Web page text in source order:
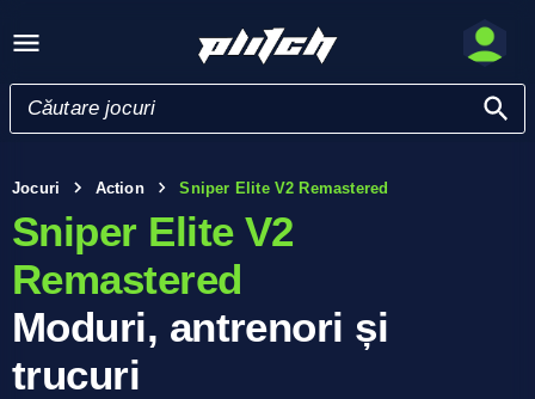
Jocuri Action Sniper Elite V2 Remastered
Sniper Elite V2
Remastered
Moduri, antrenori și
trucuri